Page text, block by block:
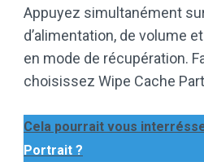
Appuyez simultanément
d’alimentation, de volume
en mode de récupération.
choisissez Wipe Cache
Cela pourrait vous
Portrait ?